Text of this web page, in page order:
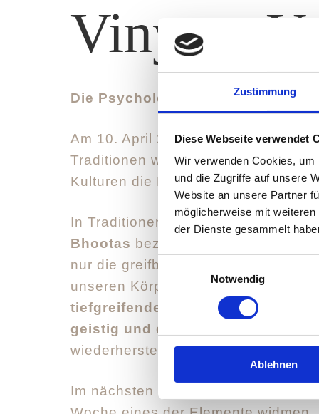
Zustimmung
Diese Webseite verwendet
Wir verwenden Cookies,
und die Zugriffe auf unsere
Website an unsere Partner
möglicherweise mit
der Dienste gesammelt
Einwilligungsauswahl
Notwendig
Ablehnen
Vinyasa
Die Psychologie der Elemente
Am 10. April 2024 begeben wir uns
Traditionen wie der traditionellen
Kulturen die Natur seit langem
In Traditionen wie Yoga, Ayurveda
Bhootas bezeichnet und umfassen
nur die greifbaren Aspekte unserer
unseren Körper als auch die Welt
tiefgreifende Auswirkungen auf
geistig und emotional.
wiederherstellen und mehr
Im nächsten Yoga Online Kurs